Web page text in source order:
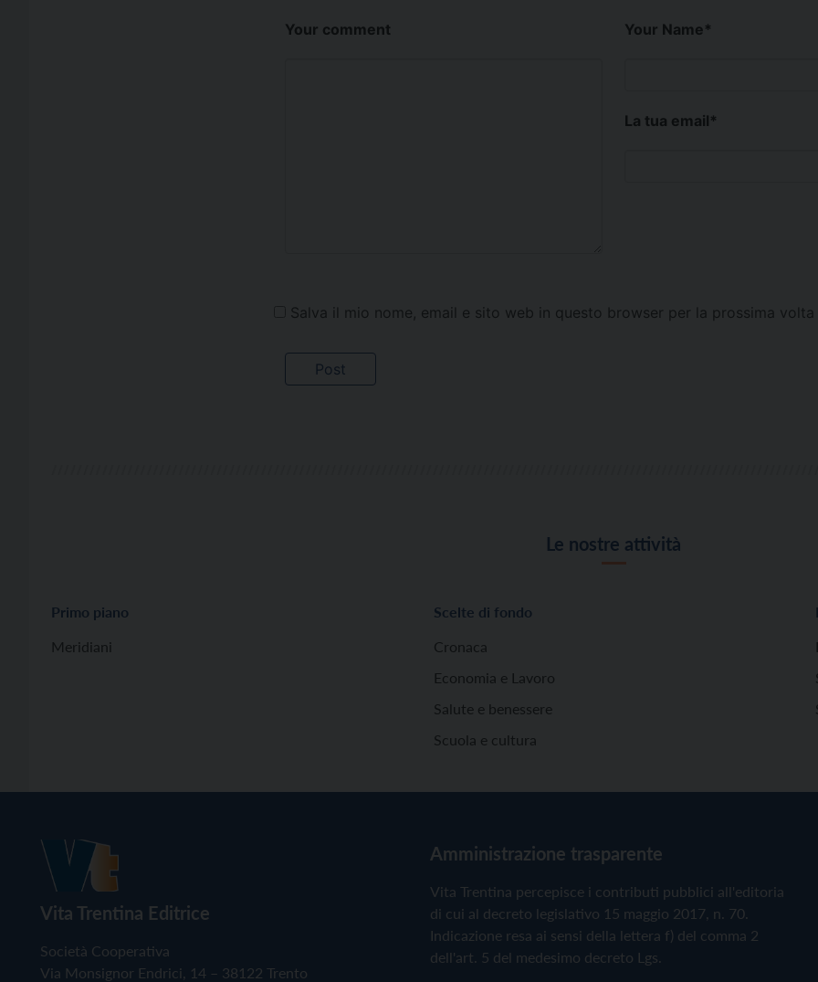
Your comment Your Name*
La tua email*
Salva il mio nome, email e sito web in questo browser per la prossima
Le nostre attività
Primo piano
Meridiani
Scelte di fondo
Cronaca
Economia e Lavoro
Salute e benessere
Scuola e cultura
Vita Trentina Editrice
Società Cooperativa
Via Monsignor Endrici, 14 – 38122 Trento
Amministrazione trasparente
Vita Trentina percepisce i contributi pubblici all'editoria
di cui al decreto legislativo 15 maggio 2017, n. 70.
Indicazione resa ai sensi della lettera f) del comma 2
dell'art. 5 del medesimo decreto Lgs.